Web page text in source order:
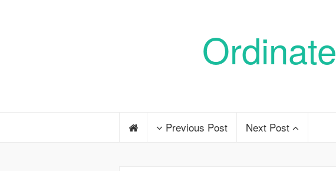
Previous Post Next Post